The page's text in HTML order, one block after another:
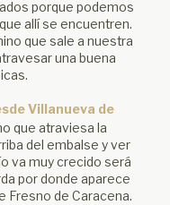
porque podemos
allí se encuentren.
que sale a nuestra
una buena
Villanueva de
que atraviesa la
del embalse y ver
va muy crecido será
por donde aparece
Fresno de Caracena.